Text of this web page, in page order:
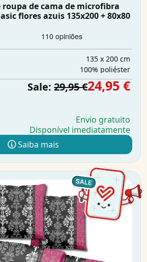
roupa de cama de microfibra
flores azuis 135x200 + 80x80
135 x 200 cm
100% poliéster
Sale: 29,95 €24,95 €
Envio gratuito
Disponível imediatamente
Saiba mais